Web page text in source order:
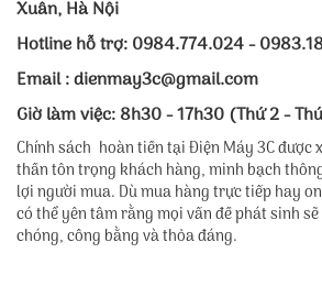
Xuân, Hà Nội
Hotline hỗ trợ: 0984.774.024 -
Email : dienmay3c@gmail.com
Giờ làm việc: 8h30 - 17h30 (Thứ 2 -
Chính sách hoàn tiền tại Điện Máy 3C được
thần tôn trọng khách hàng, minh bạch
lợi người mua. Dù mua hàng trực tiếp hay
có thể yên tâm rằng mọi vấn đề phát sinh
chóng, công bằng và thỏa đáng.